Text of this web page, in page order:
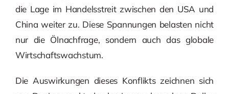
die Lage im Handelsstreit zwischen den USA und
China weiter zu. Diese Spannungen belasten nicht
nur die Ölnachfrage, sondern auch das globale
Wirtschaftswachstum.
Die Auswirkungen dieses Konflikts zeichnen sich